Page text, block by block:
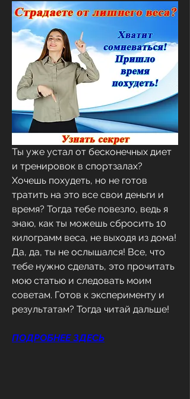
Ты уже устал от бесконечных диет
и тренировок в спортзалах?
Хочешь похудеть, но не готов
тратить на это все свои деньги и
время? Тогда тебе повезло, ведь я
знаю, как ты можешь сбросить 10
килограмм веса, не выходя из дома!
Да, да, ты не ослышался! Все, что
тебе нужно сделать, это прочитать
мою статью и следовать моим
советам. Готов к эксперименту и
результатам? Тогда читай дальше!
ПОДРОБНЕЕ ЗДЕСЬ